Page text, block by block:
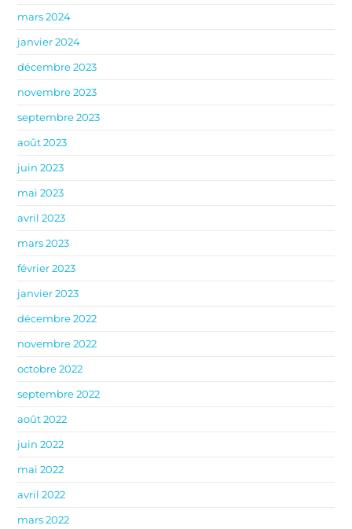
mars 2024
janvier 2024
décembre 2023
novembre 2023
septembre 2023
août 2023
juin 2023
mai 2023
avril 2023
mars 2023
février 2023
janvier 2023
décembre 2022
novembre 2022
octobre 2022
septembre 2022
août 2022
juin 2022
mai 2022
avril 2022
mars 2022